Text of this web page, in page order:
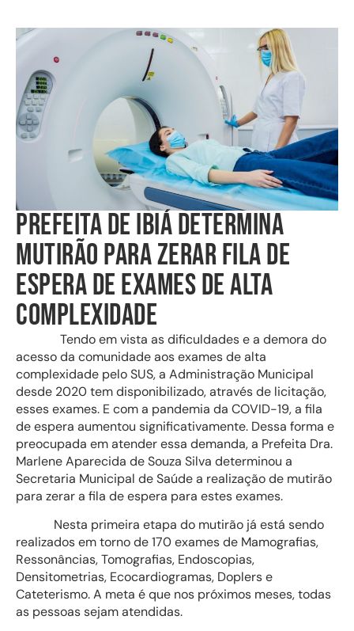
PREFEITA DE IBIÁ DETERMINA
MUTIRÃO PARA ZERAR FILA DE
ESPERA DE EXAMES DE ALTA
COMPLEXIDADE
Tendo em vista as dificuldades e a demora do
acesso da comunidade aos exames de alta
complexidade pelo SUS, a Administração Municipal
desde 2020 tem disponibilizado, através de licitação,
esses exames. E com a pandemia da COVID-19, a fila
de espera aumentou significativamente. Dessa forma e
preocupada em atender essa demanda, a Prefeita Dra.
Marlene Aparecida de Souza Silva determinou a
Secretaria Municipal de Saúde a realização de mutirão
para zerar a fila de espera para estes exames.
Nesta primeira etapa do mutirão já está sendo
realizados em torno de 170 exames de Mamografias,
Ressonâncias, Tomografias, Endoscopias,
Densitometrias, Ecocardiogramas, Doplers e
Cateterismo. A meta é que nos próximos meses, todas
as pessoas sejam atendidas.